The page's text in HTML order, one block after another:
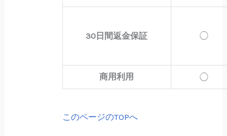
30日間返金保証 ◯
商用利用 ◯
このページのTOPへ